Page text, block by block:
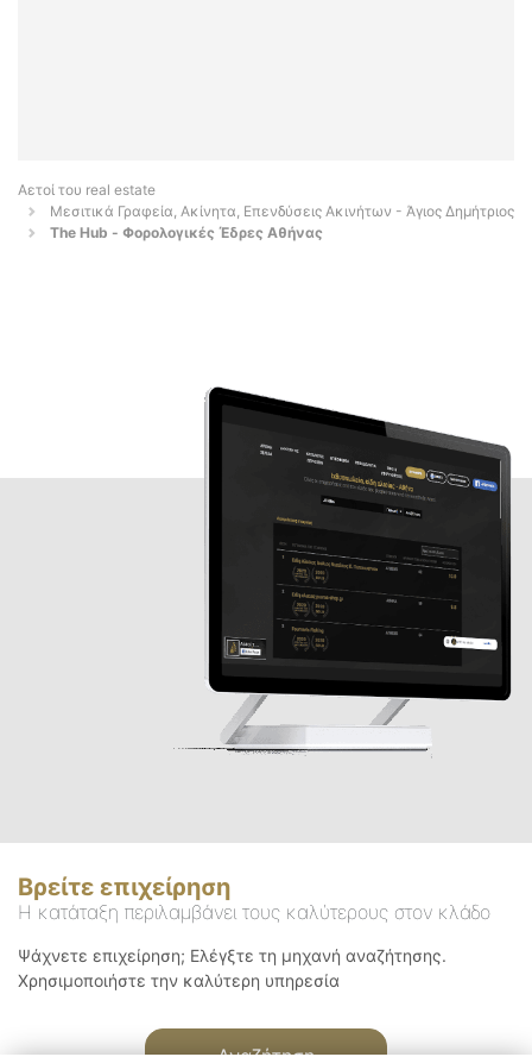
Αετοί του real estate
Μεσιτικά Γραφεία, Ακίνητα, Επενδύσεις Ακινήτων - Άγιος Δημήτριος
The Hub - Φορολογικές Έδρες Αθήνας
Βρείτε επιχείρηση
Η κατάταξη περιλαμβάνει τους καλύτερους στον κλάδο
Ψάχνετε επιχείρηση; Ελέγξτε τη μηχανή αναζήτησης.
Χρησιμοποιήστε την καλύτερη υπηρεσία